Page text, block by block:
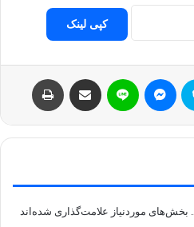
کپی لینک
بخش‌های موردنیاز علامت‌گذاری شده‌اند